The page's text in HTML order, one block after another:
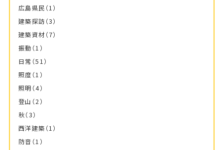
広島県民 （1）
建築探訪 （3）
建築資材（7）
振動 （1）
日常 （51）
照度 （1）
照明 （4）
登山 （2）
秋（3）
西洋建築 （1）
防音 （1）